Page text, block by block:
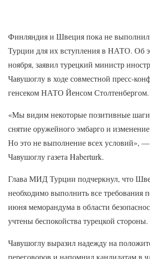
Финляндия и Швеция пока не
Турции для их вступления в НАТО. Об
ноября, заявил турецкий министр
Чавушоглу в ходе совместной пресс-
генсеком НАТО Йенсом Столтенбергом.
«Мы видим некоторые позитивные
снятие оружейного эмбарго и изменение
Но это не выполнение всех условий»,
Чавушоглу газета Haberturk.
Глава МИД Турции подчеркнул, что
необходимо выполнить все требования
июня меморандума в области
учтены беспокойства турецкой стороны.
Чавушоглу выразил надежду на